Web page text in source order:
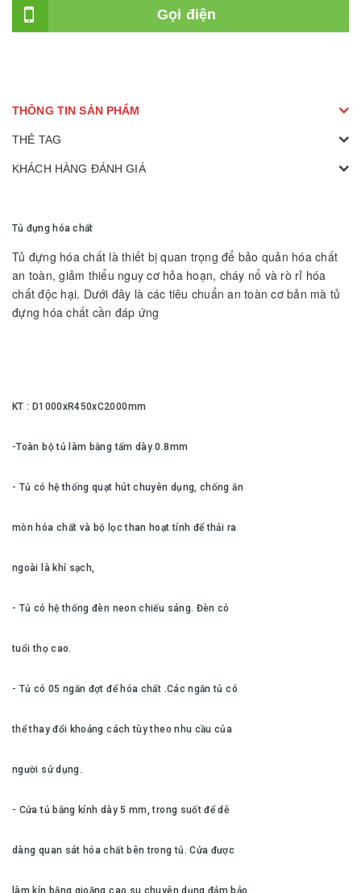
Gọi điện
THÔNG TIN SẢN PHẨM
THẺ TAG
KHÁCH HÀNG ĐÁNH GIÁ
Tủ đựng hóa chất
Tủ đựng hóa chất là thiết bị quan trọng để bảo quản hóa chất
an toàn, giảm thiểu nguy cơ hỏa hoạn, cháy nổ và rò rỉ hóa
chất độc hại. Dưới đây là các tiêu chuẩn an toàn cơ bản mà tủ
đựng hóa chất cần đáp ứng
KT : D1000xR450xC2000mm
-Toàn bộ tủ làm bằng tấm dày 0.8mm
- Tủ có hệ thống quạt hút chuyên dụng, chống ăn
mòn hóa chất và bộ lọc than hoạt tính để thải ra
ngoài là khí sạch,
- Tủ có hệ thống đèn neon chiếu sáng. Đèn có
tuổi thọ cao.
- Tủ có 05 ngăn đợt để hóa chất .Các ngăn tủ có
thể thay đổi khoảng cách tùy theo nhu cầu của
người sử dụng.
- Cửa tủ bằng kính dày 5 mm, trong suốt để dễ
dàng quan sát hóa chất bên trong tủ. Cửa được
làm kín bằng gioăng cao su chuyên dụng đảm bảo